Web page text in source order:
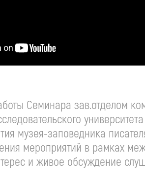
Семинара зав.отделом
музея-заповедника
мероприятий в рамках
и живое обсуждение